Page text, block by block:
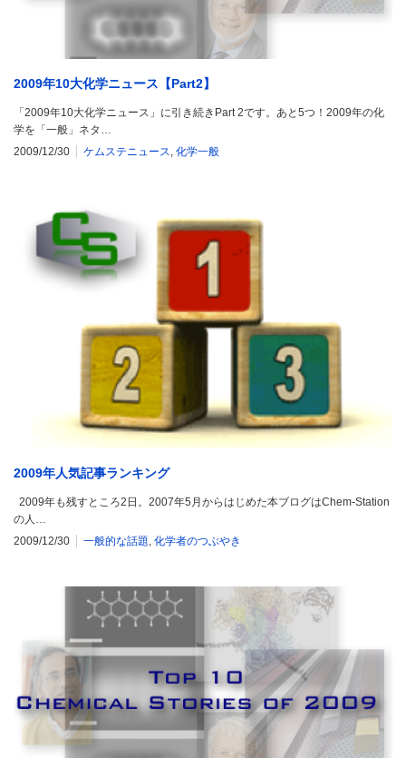
2009年10大化学ニュース【Part2】
「2009年10大化学ニュース」に引き続きPart 2です。あと5つ！2009年の化
学を「一般」ネタ…
2009/12/30
ケムステニュース, 化学一般
2009年人気記事ランキング
2009年も残すところ2日。2007年5月からはじめた本ブログはChem-Station
の人…
2009/12/30
一般的な話題, 化学者のつぶやき